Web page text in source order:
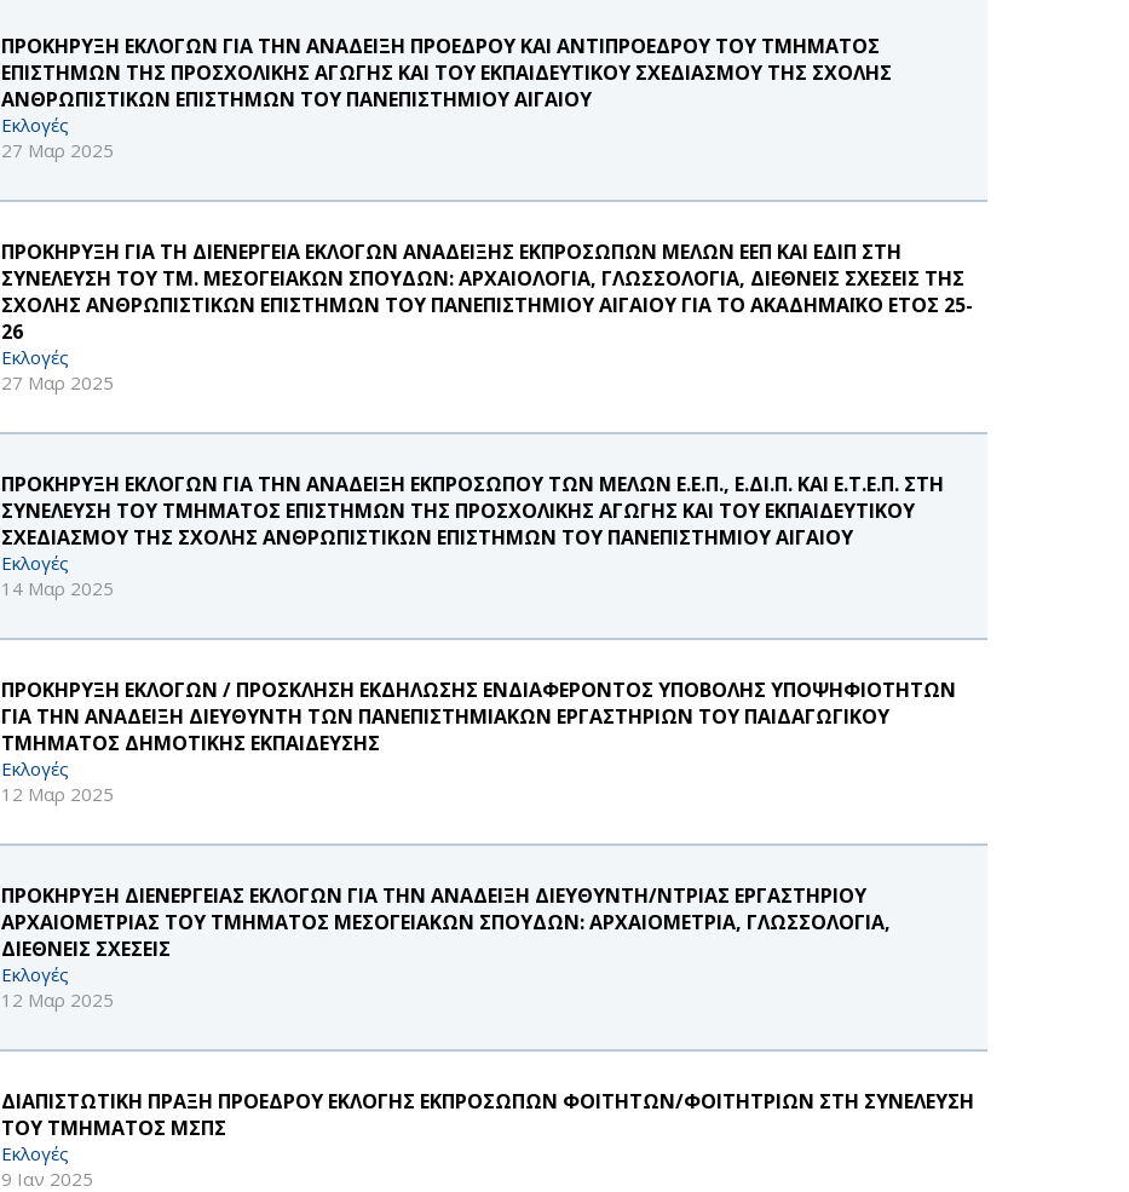
ΠΡΟΚΗΡΥΞΗ ΕΚΛΟΓΩΝ ΓΙΑ ΤΗΝ ΑΝΑΔΕΙΞΗ ΠΡΟΕΔΡΟΥ ΚΑΙ ΑΝΤΙΠΡΟΕΔΡΟΥ ΤΟΥ ΤΜΗΜΑΤΟΣ
ΕΠΙΣΤΗΜΩΝ ΤΗΣ ΠΡΟΣΧΟΛΙΚΗΣ ΑΓΩΓΗΣ ΚΑΙ ΤΟΥ ΕΚΠΑΙΔΕΥΤΙΚΟΥ ΣΧΕΔΙΑΣΜΟΥ ΤΗΣ ΣΧΟΛΗΣ
ΑΝΘΡΩΠΙΣΤΙΚΩΝ ΕΠΙΣΤΗΜΩΝ ΤΟΥ ΠΑΝΕΠΙΣΤΗΜΙΟΥ ΑΙΓΑΙΟΥ
Εκλογές
27 Μαρ 2025
ΠΡΟΚΗΡΥΞΗ ΓΙΑ ΤΗ ΔΙΕΝΕΡΓΕΙΑ ΕΚΛΟΓΩΝ ΑΝΑΔΕΙΞΗΣ ΕΚΠΡΟΣΩΠΩΝ ΜΕΛΩΝ ΕΕΠ ΚΑΙ ΕΔΙΠ ΣΤΗ
ΣΥΝΕΛΕΥΣΗ ΤΟΥ ΤΜ. ΜΕΣΟΓΕΙΑΚΩΝ ΣΠΟΥΔΩΝ: ΑΡΧΑΙΟΛΟΓΙΑ, ΓΛΩΣΣΟΛΟΓΙΑ, ΔΙΕΘΝΕΙΣ ΣΧΕΣΕΙΣ ΤΗΣ
ΣΧΟΛΗΣ ΑΝΘΡΩΠΙΣΤΙΚΩΝ ΕΠΙΣΤΗΜΩΝ ΤΟΥ ΠΑΝΕΠΙΣΤΗΜΙΟΥ ΑΙΓΑΙΟΥ ΓΙΑ ΤΟ ΑΚΑΔΗΜΑΪΚΟ ΕΤΟΣ 25-
26
Εκλογές
27 Μαρ 2025
ΠΡΟΚΗΡΥΞΗ ΕΚΛΟΓΩΝ ΓΙΑ ΤΗΝ ΑΝΑΔΕΙΞΗ ΕΚΠΡΟΣΩΠΟΥ ΤΩΝ ΜΕΛΩΝ Ε.Ε.Π., Ε.ΔΙ.Π. ΚΑΙ Ε.Τ.Ε.Π. ΣΤΗ
ΣΥΝΕΛΕΥΣΗ ΤΟΥ ΤΜΗΜΑΤΟΣ ΕΠΙΣΤΗΜΩΝ ΤΗΣ ΠΡΟΣΧΟΛΙΚΗΣ ΑΓΩΓΗΣ ΚΑΙ ΤΟΥ ΕΚΠΑΙΔΕΥΤΙΚΟΥ
ΣΧΕΔΙΑΣΜΟΥ ΤΗΣ ΣΧΟΛΗΣ ΑΝΘΡΩΠΙΣΤΙΚΩΝ ΕΠΙΣΤΗΜΩΝ ΤΟΥ ΠΑΝΕΠΙΣΤΗΜΙΟΥ ΑΙΓΑΙΟΥ
Εκλογές
14 Μαρ 2025
ΠΡΟΚΗΡΥΞΗ ΕΚΛΟΓΩΝ / ΠΡΟΣΚΛΗΣΗ ΕΚΔΗΛΩΣΗΣ ΕΝΔΙΑΦΕΡΟΝΤΟΣ ΥΠΟΒΟΛΗΣ ΥΠΟΨΗΦΙΟΤΗΤΩΝ
ΓΙΑ ΤΗΝ ΑΝΑΔΕΙΞΗ ΔΙΕΥΘΥΝΤΗ ΤΩΝ ΠΑΝΕΠΙΣΤΗΜΙΑΚΩΝ ΕΡΓΑΣΤΗΡΙΩΝ ΤΟΥ ΠΑΙΔΑΓΩΓΙΚΟΥ
ΤΜΗΜΑΤΟΣ ΔΗΜΟΤΙΚΗΣ ΕΚΠΑΙΔΕΥΣΗΣ
Εκλογές
12 Μαρ 2025
ΠΡΟΚΗΡΥΞΗ ΔΙΕΝΕΡΓΕΙΑΣ ΕΚΛΟΓΩΝ ΓΙΑ ΤΗΝ ΑΝΑΔΕΙΞΗ ΔΙΕΥΘΥΝΤΗ/ΝΤΡΙΑΣ ΕΡΓΑΣΤΗΡΙΟΥ
ΑΡΧΑΙΟΜΕΤΡΙΑΣ ΤΟΥ ΤΜΗΜΑΤΟΣ ΜΕΣΟΓΕΙΑΚΩΝ ΣΠΟΥΔΩΝ: ΑΡΧΑΙΟΜΕΤΡΙΑ, ΓΛΩΣΣΟΛΟΓΙΑ,
ΔΙΕΘΝΕΙΣ ΣΧΕΣΕΙΣ
Εκλογές
12 Μαρ 2025
ΔΙΑΠΙΣΤΩΤΙΚΗ ΠΡΑΞΗ ΠΡΟΕΔΡΟΥ ΕΚΛΟΓΗΣ ΕΚΠΡΟΣΩΠΩΝ ΦΟΙΤΗΤΩΝ/ΦΟΙΤΗΤΡΙΩΝ ΣΤΗ ΣΥΝΕΛΕΥΣΗ
ΤΟΥ ΤΜΗΜΑΤΟΣ ΜΣΠΣ
Εκλογές
9 Ιαν 2025